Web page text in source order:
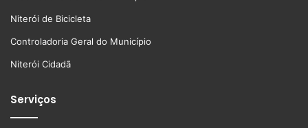
Niterói de Bicicleta
Controladoria Geral do Município
Niterói Cidadã
Serviços